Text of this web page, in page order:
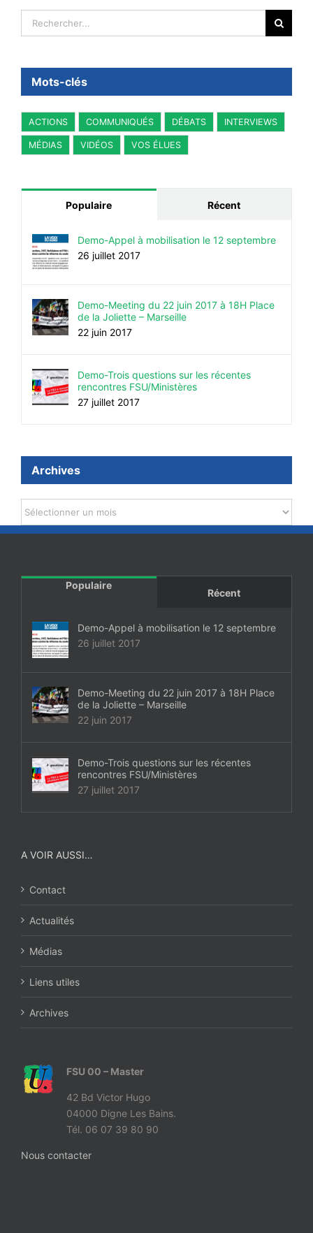
Rechercher:
Mots-clés
ACTIONS COMMUNIQUÉS DÉBATS INTERVIEWS
MÉDIAS VIDÉOS VOS ÉLUES
Populaire Récent
Demo-Appel à mobilisation le 12 septembre
26 juillet 2017
Demo-Meeting du 22 juin 2017 à 18H Place
de la Joliette – Marseille
22 juin 2017
Demo-Trois questions sur les récentes
rencontres FSU/Ministères
27 juillet 2017
Archives
Archives
Populaire
Récent
Demo-Appel à mobilisation le 12 septembre
26 juillet 2017
Demo-Meeting du 22 juin 2017 à 18H Place
de la Joliette – Marseille
22 juin 2017
Demo-Trois questions sur les récentes
rencontres FSU/Ministères
27 juillet 2017
A VOIR AUSSI…
Contact
Actualités
Médias
Liens utiles
Archives
FSU 00 – Master
42 Bd Victor Hugo
04000 Digne Les Bains.
Tél. 06 07 39 80 90
Nous contacter